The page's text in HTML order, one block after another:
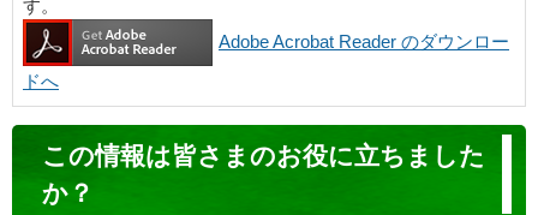
す。
Adobe Acrobat Reader のダウンロー
ドへ
ン
この情報は皆さまのお役に立ちました
か？